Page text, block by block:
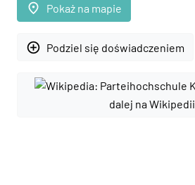
place Pokaż na mapie
add_circle_outline Podziel się doświadczeniem
dalej na Wikipedii